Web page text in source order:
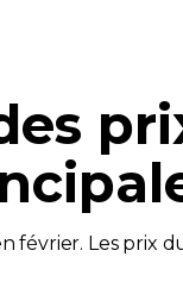
février. Les prix